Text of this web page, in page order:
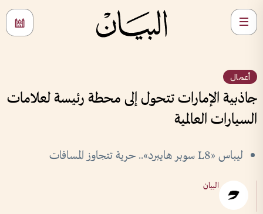
أعمال
جاذبية الإمارات تتحول إلى محطة رئيسة لعلامات
السيارات العالمية
ليباس «L8 سوبر هايبرد».. حرية تتجاوز المسافات
البيان